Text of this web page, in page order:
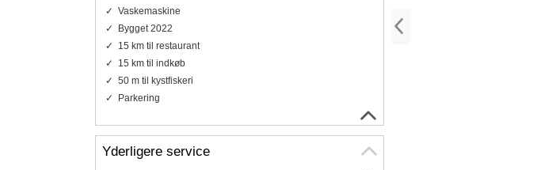
Vaskemaskine
Bygget 2022
15 km til restaurant
15 km til indkøb
50 m til kystfiskeri
Parkering
Yderligere service